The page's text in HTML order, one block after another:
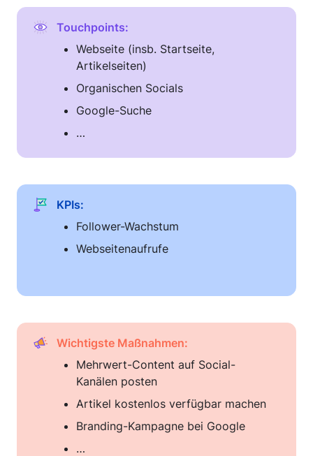
Touchpoints:
Webseite (insb. Startseite,
Artikelseiten)
Organischen Socials
Google-Suche
…
KPIs:
Follower-Wachstum
Webseitenaufrufe
Wichtigste Maßnahmen:
Mehrwert-Content auf Social-
Kanälen posten
Artikel kostenlos verfügbar machen
Branding-Kampagne bei Google
…